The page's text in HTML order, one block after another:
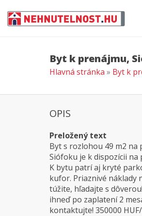
Byt k prenájmu,
Hlavná stránka » Byt k
OPIS
Preložený text
Byt s rozlohou 49 m2
Siófoku je k dispozícii na
K bytu patrí aj kryté
kufor. Priaznivé náklady
túžite, hľadajte s
ihneď po zaplatení 2
kontaktujte! 350000